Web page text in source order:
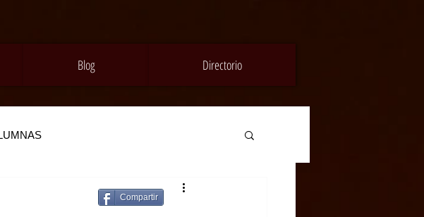
Blog Directorio
Compartir